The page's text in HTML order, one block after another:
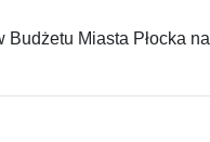
Miasta Płocka na